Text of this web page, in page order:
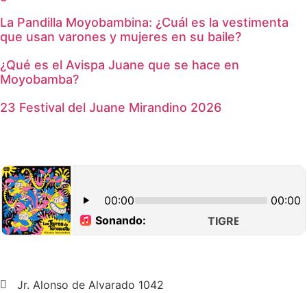
La Pandilla Moyobambina: ¿Cuál es la vestimenta
que usan varones y mujeres en su baile?
¿Qué es el Avispa Juane que se hace en
Moyobamba?
23 Festival del Juane Mirandino 2026
Jr. Alonso de Alvarado 1042